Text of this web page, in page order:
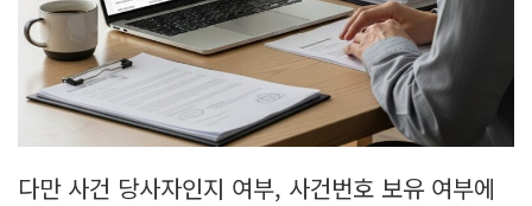
다만 사건 당사자인지 여부, 사건번호 보유 여부에